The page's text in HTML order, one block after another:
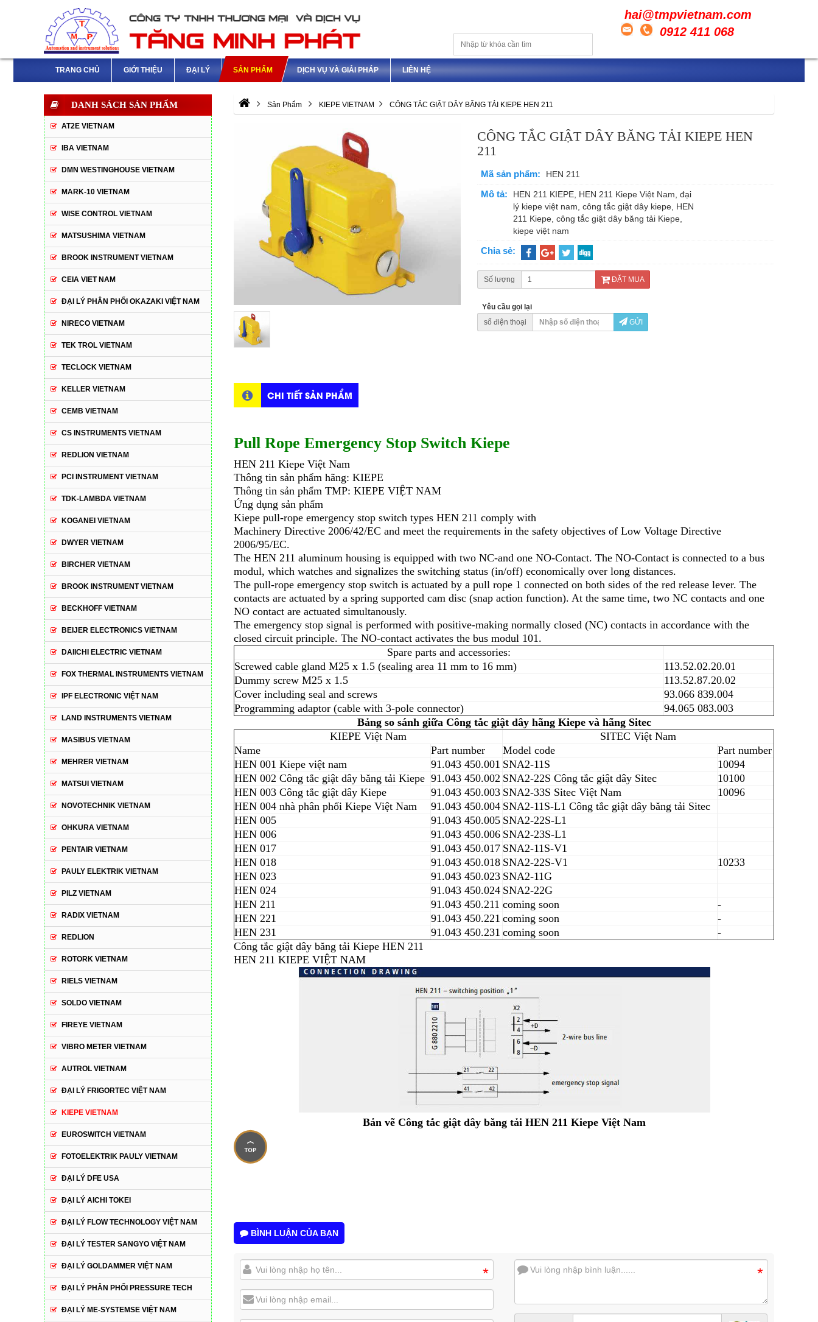
hai@tmpvietnam.com
0912 411 068
TRANG CHỦ GIỚI THIỆU ĐẠI LÝ SẢN PHẨM DỊCH VỤ VÀ GIẢI PHÁP LIÊN HỆ
Sản Phẩm KIEPE VIETNAM CÔNG TẮC GIẬT DÂY BĂNG TẢI KIEPE HEN 211
CÔNG TẮC GIẬT DÂY BĂNG TẢI KIEPE HEN
211
Mã sản phẩm: HEN 211
Mô tả:
HEN 211 KIEPE, HEN 211 Kiepe Việt Nam, đại
lý kiepe việt nam, công tắc giật dây kiepe, HEN
211 Kiepe, công tắc giật dây băng tải Kiepe,
kiepe việt nam
Chia sẻ:
Số lượng ĐẶT MUA
Yêu cầu gọi lại
số điện thoại
GỬI
CHI TIẾT SẢN PHẨM
Pull Rope Emergency Stop Switch Kiepe
HEN 211 Kiepe Việt Nam
Thông tin sản phẩm hãng: KIEPE
Thông tin sản phẩm TMP: KIEPE VIỆT NAM
Ứng dụng sản phẩm
Kiepe pull-rope emergency stop switch types HEN 211 comply with
Machinery Directive 2006/42/EC and meet the requirements in the safety objectives of Low Voltage Directive
2006/95/EC.
The HEN 211 aluminum housing is equipped with two NC-and one NO-Contact. The NO-Contact is connected to a bus
modul, which watches and signalizes the switching status (in/off) economically over long distances.
The pull-rope emergency stop switch is actuated by a pull rope 1 connected on both sides of the red release lever. The
contacts are actuated by a spring supported cam disc (snap action function). At the same time, two NC contacts and one
NO contact are actuated simultanously.
The emergency stop signal is performed with positive-making normally closed (NC) contacts in accordance with the
closed circuit principle. The NO-contact activates the bus modul 101.
Spare parts and accessories:
Screwed cable gland M25 x 1.5 (sealing area 11 mm to 16 mm)
113.52.02.20.01
Dummy screw M25 x 1.5
113.52.87.20.02
Cover including seal and screws
93.066 839.004
Programming adaptor (cable with 3-pole connector)
94.065 083.003
Bảng so sánh giữa Công tắc giật dây hãng Kiepe và hãng Sitec
KIEPE Việt Nam
SITEC Việt Nam
Name
Part number Model code
Part number
HEN 001 Kiepe việt nam 91.043 450.001 SNA2-11S
10094
HEN 002 Công tắc giật dây băng tải Kiepe 91.043 450.002 SNA2-22S Công tắc giật dây Sitec
10100
HEN 003 Công tắc giật dây Kiepe
91.043 450.003 SNA2-33S Sitec Việt Nam
10096
HEN 004 nhà phân phối Kiepe Việt Nam 91.043 450.004 SNA2-11S-L1 Công tắc giật dây băng tải Sitec
HEN 005
91.043 450.005 SNA2-22S-L1
HEN 006
91.043 450.006 SNA2-23S-L1
HEN 017
91.043 450.017 SNA2-11S-V1
HEN 018
91.043 450.018 SNA2-22S-V1
10233
HEN 023
91.043 450.023 SNA2-11G
HEN 024
91.043 450.024 SNA2-22G
HEN 211
91.043 450.211 coming soon
-
HEN 221
91.043 450.221 coming soon
-
HEN 231
91.043 450.231 coming soon
-
Công tắc giật dây băng tải Kiepe HEN 211
HEN 211 KIEPE VIỆT NAM
Bản vẽ Công tắc giật dây băng tải HEN 211 Kiepe Việt Nam
BÌNH LUẬN CỦA BẠN
* *
DANH SÁCH SẢN PHẨM
AT2E VIETNAM
IBA VIETNAM
DMN WESTINGHOUSE VIETNAM
MARK-10 VIETNAM
WISE CONTROL VIETNAM
MATSUSHIMA VIETNAM
BROOK INSTRUMENT VIETNAM
CEIA VIET NAM
ĐẠI LÝ PHÂN PHỐI OKAZAKI VIỆT NAM
NIRECO VIETNAM
TEK TROL VIETNAM
TECLOCK VIETNAM
KELLER VIETNAM
CEMB VIETNAM
CS INSTRUMENTS VIETNAM
REDLION VIETNAM
PCI INSTRUMENT VIETNAM
TDK-LAMBDA VIETNAM
KOGANEI VIETNAM
DWYER VIETNAM
BIRCHER VIETNAM
BROOK INSTRUMENT VIETNAM
BECKHOFF VIETNAM
BEIJER ELECTRONICS VIETNAM
DAIICHI ELECTRIC VIETNAM
FOX THERMAL INSTRUMENTS VIETNAM
IPF ELECTRONIC VIỆT NAM
LAND INSTRUMENTS VIETNAM
MASIBUS VIETNAM
MEHRER VIETNAM
MATSUI VIETNAM
NOVOTECHNIK VIETNAM
OHKURA VIETNAM
PENTAIR VIETNAM
PAULY ELEKTRIK VIETNAM
PILZ VIETNAM
RADIX VIETNAM
REDLION
ROTORK VIETNAM
RIELS VIETNAM
SOLDO VIETNAM
FIREYE VIETNAM
VIBRO METER VIETNAM
AUTROL VIETNAM
ĐẠI LÝ FRIGORTEC VIỆT NAM
KIEPE VIETNAM
EUROSWITCH VIETNAM
FOTOELEKTRIK PAULY VIETNAM
ĐẠI LÝ DFE USA
ĐẠI LÝ AICHI TOKEI
ĐẠI LÝ FLOW TECHNOLOGY VIỆT NAM
ĐẠI LÝ TESTER SANGYO VIỆT NAM
ĐẠI LÝ GOLDAMMER VIỆT NAM
ĐẠI LÝ PHÂN PHỐI PRESSURE TECH
ĐẠI LÝ ME-SYSTEMSE VIỆT NAM